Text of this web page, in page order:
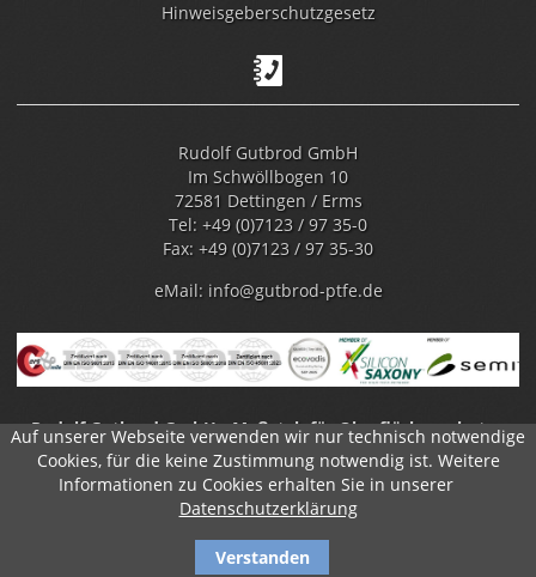
Hinweisgeberschutzgesetz
Rudolf Gutbrod GmbH
Im Schwöllbogen 10
72581 Dettingen / Erms
Tel: +49 (0)7123 / 97 35-0
Fax: +49 (0)7123 / 97 35-30
eMail: info@gutbrod-ptfe.de
Rudolf Gutbrod GmbH - Maßstab für Oberflächenschutz -
Polymerbeschichtungen
Auf unserer Webseite verwenden wir nur technisch notwendige
Cookies, für die keine Zustimmung notwendig ist. Weitere
Informationen zu Cookies erhalten Sie in unserer
Datenschutzerklärung
Verstanden